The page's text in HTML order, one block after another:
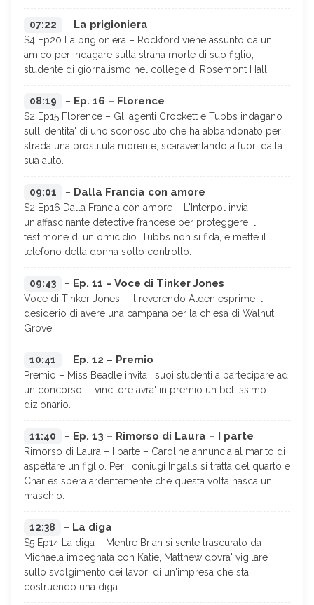
07:22 – La prigioniera
S4 Ep20 La prigioniera – Rockford viene assunto da un
amico per indagare sulla strana morte di suo figlio,
studente di giornalismo nel college di Rosemont Hall.
08:19 – Ep. 16 – Florence
S2 Ep15 Florence – Gli agenti Crockett e Tubbs indagano
sull'identita' di uno sconosciuto che ha abbandonato per
strada una prostituta morente, scaraventandola fuori dalla
sua auto.
09:01 – Dalla Francia con amore
S2 Ep16 Dalla Francia con amore – L'Interpol invia
un'affascinante detective francese per proteggere il
testimone di un omicidio. Tubbs non si fida, e mette il
telefono della donna sotto controllo.
09:43 – Ep. 11 – Voce di Tinker Jones
Voce di Tinker Jones – Il reverendo Alden esprime il
desiderio di avere una campana per la chiesa di Walnut
Grove.
10:41 – Ep. 12 – Premio
Premio – Miss Beadle invita i suoi studenti a partecipare ad
un concorso; il vincitore avra' in premio un bellissimo
dizionario.
11:40 – Ep. 13 – Rimorso di Laura – I parte
Rimorso di Laura – I parte – Caroline annuncia al marito di
aspettare un figlio. Per i coniugi Ingalls si tratta del quarto e
Charles spera ardentemente che questa volta nasca un
maschio.
12:38 – La diga
S5 Ep14 La diga – Mentre Brian si sente trascurato da
Michaela impegnata con Katie, Matthew dovra' vigilare
sullo svolgimento dei lavori di un'impresa che sta
costruendo una diga.